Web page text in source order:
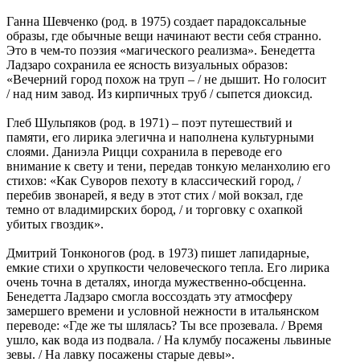
Ганна Шевченко (род. в 1975) создает парадоксальные
образы, где обычные вещи начинают вести себя странно.
Это в чем-то поэзия «магического реализма». Бенедетта
Ладзаро сохранила ее ясность визуальных образов:
«Вечерний город похож на труп ‒ / не дышит. Но голосит
/ над ним завод. Из кирпичных труб / сыпется диоксид.
Глеб Шульпяков (род. в 1971) ‒ поэт путешествий и
памяти, его лирика элегична и наполнена культурными
слоями. Даниэла Рицци сохранила в переводе его
внимание к свету и тени, передав тонкую меланхолию его
стихов: «Как Суворов пехоту в классический город, /
перебив звонарей, я веду в этот стих / мой вокзал, где
темно от владимирских бород, / и торговку с охапкой
убитых гвоздик».
Дмитрий Тонконогов (род. в 1973) пишет лапидарные,
емкие стихи о хрупкости человеческого тепла. Его лирика
очень точна в деталях, иногда мужественно-обсценна.
Бенедетта Ладзаро смогла воссоздать эту атмосферу
замершего времени и условной нежности в итальянском
переводе: «Где же ты шлялась? Ты всe прозевала. / Время
ушло, как вода из подвала. / На клумбу посажены львиные
зевы. / На лавку посажены старые девы».